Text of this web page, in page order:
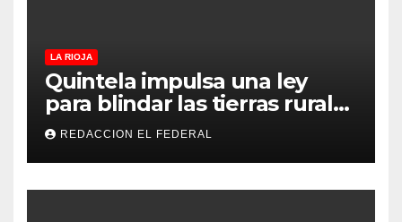
LA RIOJA
Quintela impulsa una ley
para blindar las tierras rurales
de La Rioja: cuáles son los
principales puntos
REDACCION EL FEDERAL